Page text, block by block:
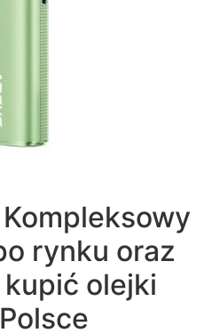
rynku oraz
olejki